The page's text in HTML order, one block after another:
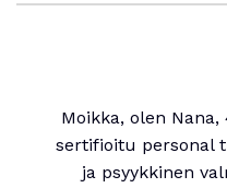
Moikka, olen
sertifioitu personal
ja psyykkinen